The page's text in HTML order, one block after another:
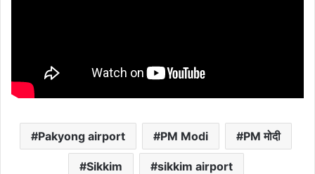
Pakyong airport PM Modi PM मोदी
Sikkim sikkim airport